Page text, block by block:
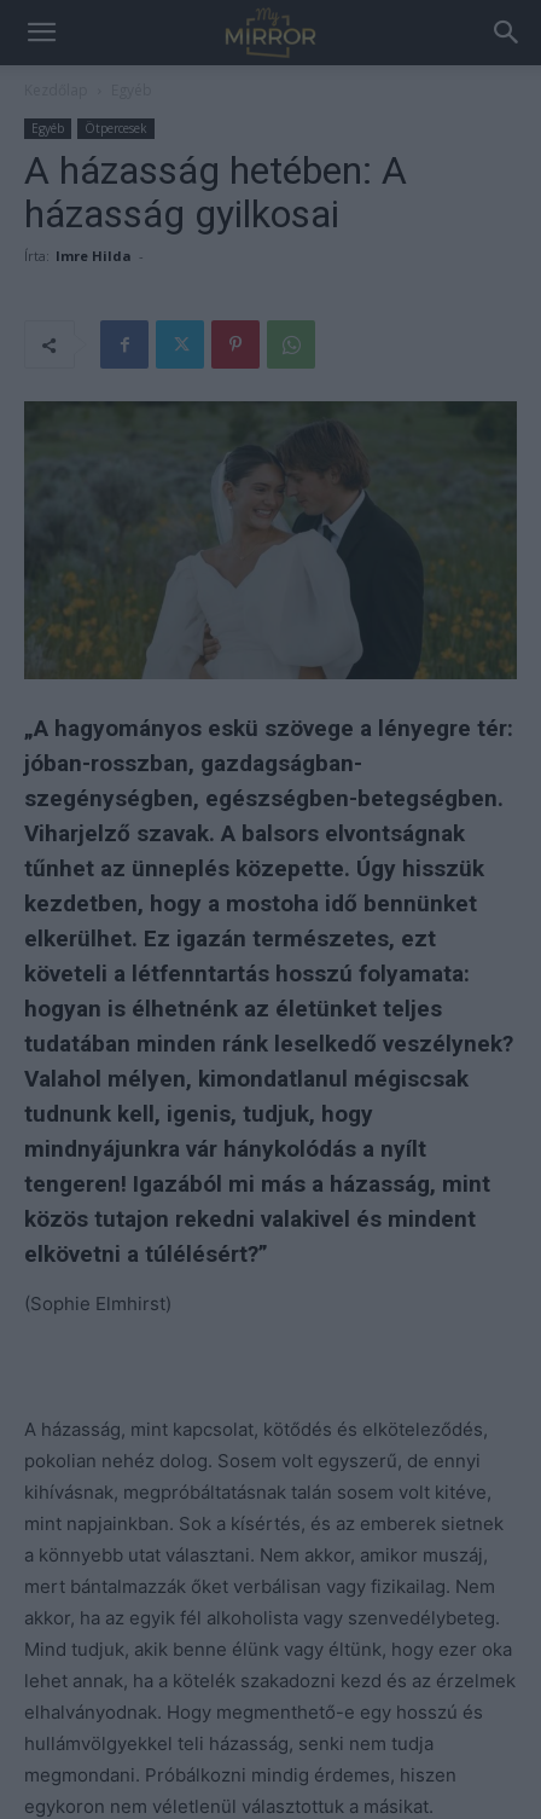
Egyéb Ötpercesek
A házasság hetében: A
házasság gyilkosai
Írta: Imre Hilda -
„A hagyományos eskü szövege a lényegre tér:
jóban-rosszban, gazdagságban-
szegénységben, egészségben-betegségben.
Viharjelző szavak. A balsors elvontságnak
tűnhet az ünneplés közepette. Úgy hisszük
kezdetben, hogy a mostoha idő bennünket
elkerülhet. Ez igazán természetes, ezt
követeli a létfenntartás hosszú folyamata:
hogyan is élhetnénk az életünket teljes
tudatában minden ránk leselkedő veszélynek?
Valahol mélyen, kimondatlanul mégiscsak
tudnunk kell, igenis, tudjuk, hogy
mindnyájunkra vár hánykolódás a nyílt
tengeren! Igazából mi más a házasság, mint
közös tutajon rekedni valakivel és mindent
elkövetni a túlélésért?”
(Sophie Elmhirst)
A házasság, mint kapcsolat, kötődés és elköteleződés,
pokolian nehéz dolog. Sosem volt egyszerű, de ennyi
kihívásnak, megpróbáltatásnak talán sosem volt kitéve,
mint napjainkban. Sok a kísértés, és az emberek sietnek
a könnyebb utat választani. Nem akkor, amikor muszáj,
mert bántalmazzák őket verbálisan vagy fizikailag. Nem
akkor, ha az egyik fél alkoholista vagy szenvedélybeteg.
Mind tudjuk, akik benne élünk vagy éltünk, hogy ezer oka
lehet annak, ha a kötelék szakadozni kezd és az érzelmek
elhalványodnak. Hogy megmenthető-e egy hosszú és
hullámvölgyekkel teli házasság, senki nem tudja
megmondani. Próbálkozni mindig érdemes, hiszen
egykoron nem véletlenül választottuk a másikat.